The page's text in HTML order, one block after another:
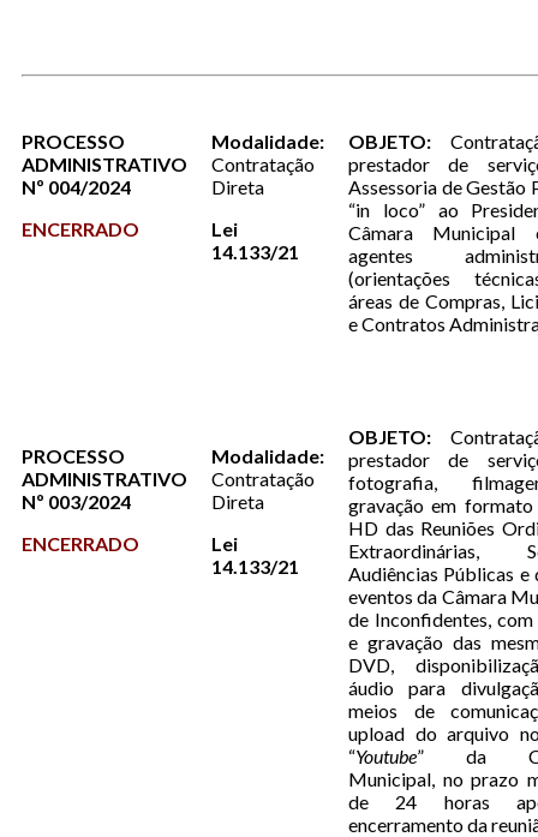
PROCESSO
ADMINISTRATIVO
Nº 004/2024
ENCERRADO
Modalidade:
Contratação
Direta
Lei
14.133/21
OBJETO:
prestador de
Assessoria de Gestão
“in loco” ao
Câmara Municipal
agentes
(orientações
áreas de Compras,
e Contratos
PROCESSO
ADMINISTRATIVO
Nº 003/2024
ENCERRADO
Modalidade:
Contratação
Direta
Lei
14.133/21
OBJETO:
prestador de
fotografia,
gravação em
HD das Reuniões
Extraordinárias,
Audiências Públicas e
eventos da Câmara
de Inconfidentes, com
e gravação das
DVD,
áudio para
meios de
upload do arquivo
“Youtube” da
Municipal, no prazo
de 24 horas
encerramento da